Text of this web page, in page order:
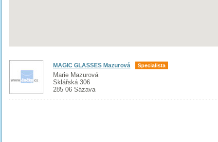
MAGIC GLASSES Mazurová Specialista
Marie Mazurová
Sklářská 306
285 06 Sázava